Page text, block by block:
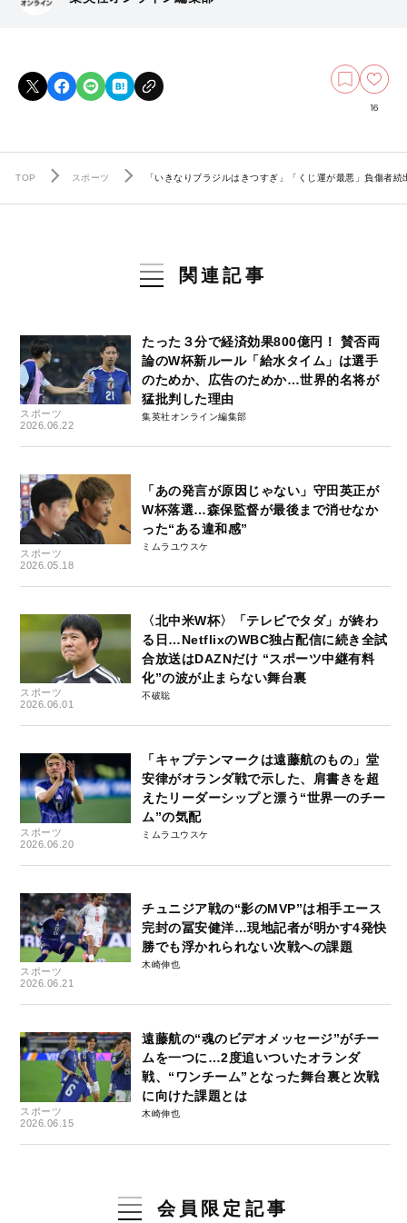
16
TOP スポーツ 「いきなりブラジルはきつすぎ」「くじ運が最悪」負傷者
関連記事
スポーツ
2026.06.22
たった３分で経済効果800億円！ 賛否両
論のW杯新ルール「給水タイム」は選手
のためか、広告のためか…世界的名将が
猛批判した理由
集英社オンライン編集部
スポーツ
2026.05.18
「あの発言が原因じゃない」守田英正が
W杯落選…森保監督が最後まで消せなか
った“ある違和感”
ミムラユウスケ
スポーツ
2026.06.01
〈北中米W杯〉「テレビでタダ」が終わ
る日…NetflixのWBC独占配信に続き全試
合放送はDAZNだけ “スポーツ中継有料
化”の波が止まらない舞台裏
不破聡
スポーツ
2026.06.20
「キャプテンマークは遠藤航のもの」堂
安律がオランダ戦で示した、肩書きを超
えたリーダーシップと漂う“世界一のチー
ム”の気配
ミムラユウスケ
スポーツ
2026.06.21
チュニジア戦の“影のMVP”は相手エース
完封の冨安健洋…現地記者が明かす4発快
勝でも浮かれられない次戦への課題
木崎伸也
スポーツ
2026.06.15
遠藤航の“魂のビデオメッセージ”がチー
ムを一つに…2度追いついたオランダ
戦、“ワンチーム”となった舞台裏と次戦
に向けた課題とは
木崎伸也
会員限定記事